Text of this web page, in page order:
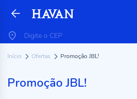
Início Ofertas Promoção JBL!
Promoção JBL!